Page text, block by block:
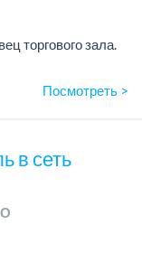
торгового зала.
по ПТ (5 дней),
Посмотреть >
в сеть